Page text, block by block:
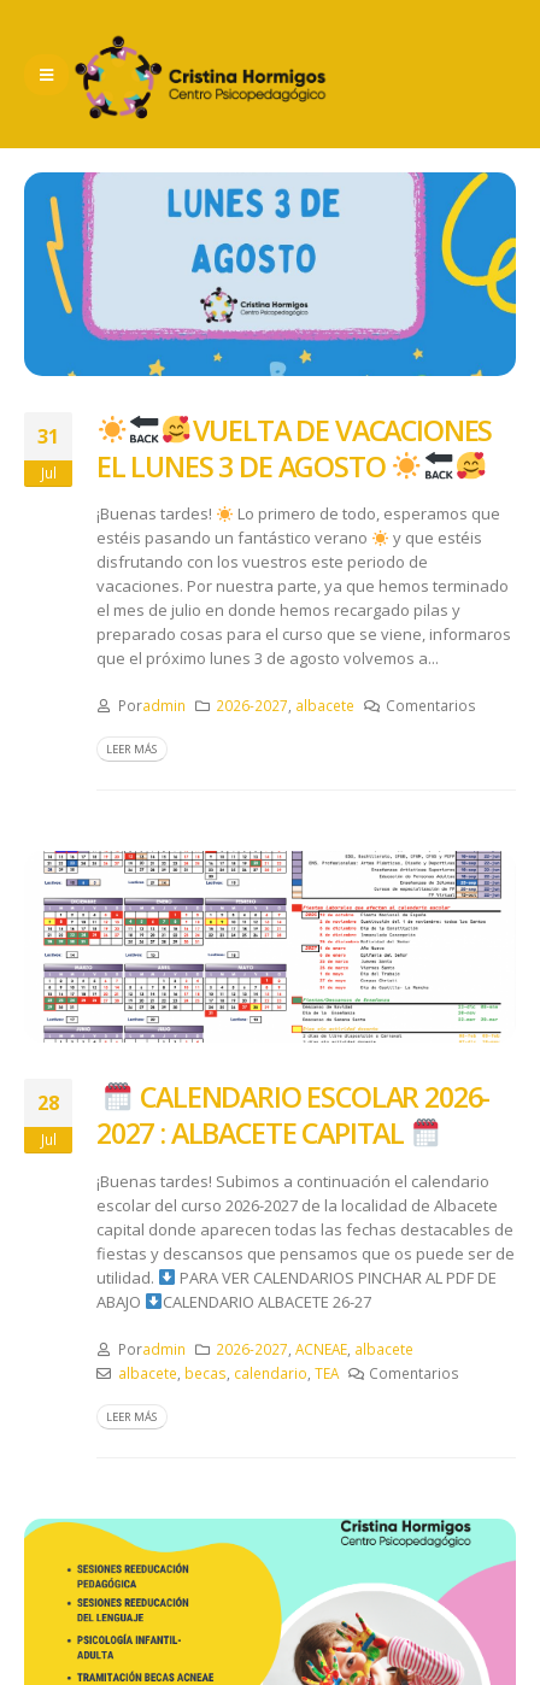
31
Jul
VUELTA DE VACACIONES
EL LUNES 3 DE AGOSTO
¡Buenas tardes!
Lo primero de todo, esperamos que
estéis pasando un fantástico verano
y que estéis
disfrutando con los vuestros este periodo de
vacaciones. Por nuestra parte, ya que hemos terminado
el mes de julio en donde hemos recargado pilas y
preparado cosas para el curso que se viene, informaros
que el próximo lunes 3 de agosto volvemos a...
Poradmin 2026-2027 albacete Comentarios
LEER MÁS
28
Jul
CALENDARIO ESCOLAR 2026-
2027 : ALBACETE CAPITAL ​
¡Buenas tardes! Subimos a continuación el calendario
escolar del curso 2026-2027 de la localidad de Albacete
capital donde aparecen todas las fechas destacables de
fiestas y descansos que pensamos que os puede ser de
utilidad.
​​ PARA VER CALENDARIOS PINCHAR AL PDF DE
ABAJO ​
​ CALENDARIO ALBACETE 26-27
Poradmin 2026-2027 ,ACNEAE albacete
albacete becas calendario TEA Comentarios
LEER MÁS